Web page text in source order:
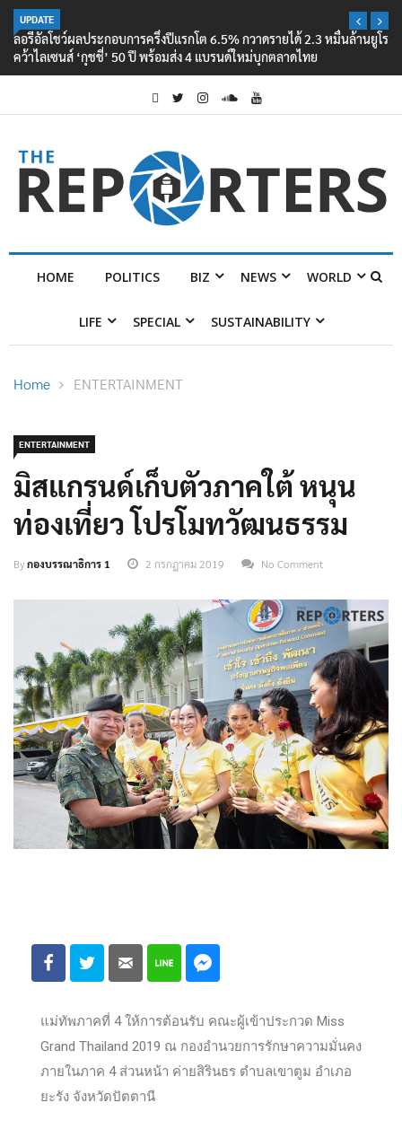
UPDATE
ลอรีอัลโชว์ผลประกอบการครึ่งปีแรกโต 6.5% กวาดรายได้ 2.3 หมื่นล้านยูโร
คว้าไลเซนส์ ‘กุชชี่’ 50 ปี พร้อมส่ง 4 แบรนด์ใหม่บุกตลาดไทย
HOME POLITICS BIZ NEWS WORLD
LIFE SPECIAL SUSTAINABILITY
Home ENTERTAINMENT
ENTERTAINMENT
มิสแกรนด์เก็บตัวภาคใต้ หนุน
ท่องเที่ยว โปรโมทวัฒนธรรม
Byกองบรรณาธิการ 1 2 กรกฎาคม 2019 No Comment
แม่ทัพภาคที่ 4 ให้การต้อนรับ คณะผู้เข้าประกวด Miss
Grand Thailand 2019 ณ กองอำนวยการรักษาความมั่นคง
ภายในภาค 4 ส่วนหน้า ค่ายสิรินธร ตำบลเขาตูม อำเภอ
ยะรัง จังหวัดปัตตานี